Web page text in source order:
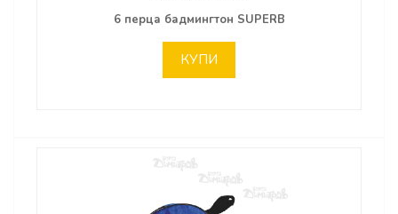
6 перца бадмингтон SUPERB
КУПИ